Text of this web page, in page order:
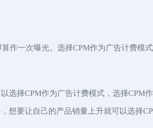
作一次曝光。选择CPM作为广告计费模
选择CPM作为广告计费模式，选择CPM
想要让自己的产品销量上升就可以选择